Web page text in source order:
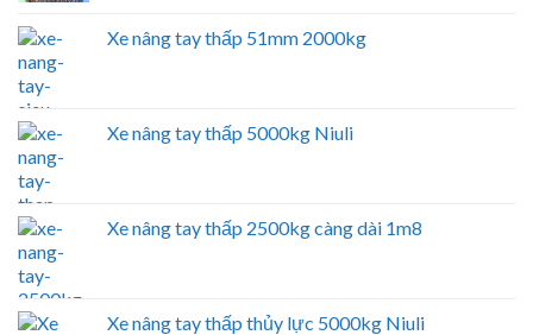
Xe nâng tay thấp 51mm 2000kg
Xe nâng tay thấp 5000kg Niuli
Xe nâng tay thấp 2500kg càng dài 1m8
Xe nâng tay thấp thủy lực 5000kg Niuli